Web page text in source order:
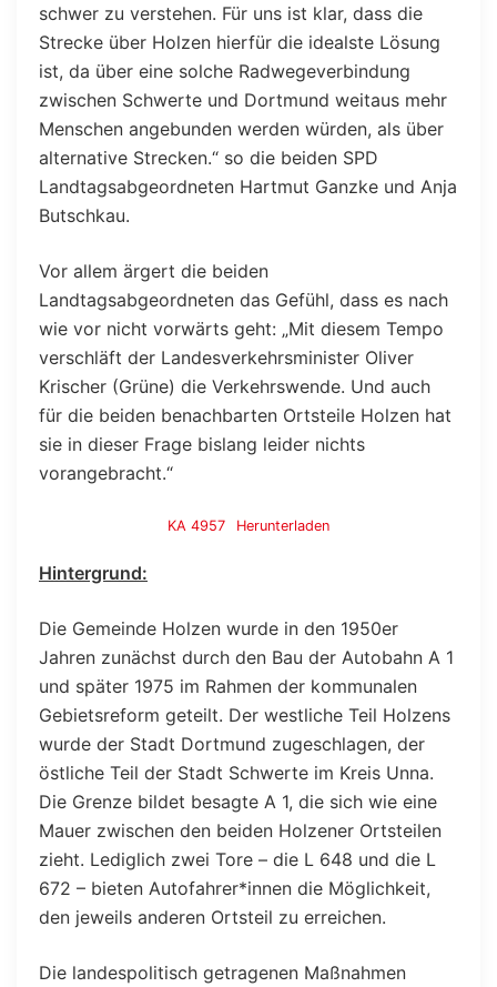
schwer zu verstehen. Für uns ist klar, dass die
Strecke über Holzen hierfür die idealste Lösung
ist, da über eine solche Radwegeverbindung
zwischen Schwerte und Dortmund weitaus mehr
Menschen angebunden werden würden, als über
alternative Strecken.“ so die beiden SPD
Landtagsabgeordneten Hartmut Ganzke und Anja
Butschkau.
Vor allem ärgert die beiden
Landtagsabgeordneten das Gefühl, dass es nach
wie vor nicht vorwärts geht: „Mit diesem Tempo
verschläft der Landesverkehrsminister Oliver
Krischer (Grüne) die Verkehrswende. Und auch
für die beiden benachbarten Ortsteile Holzen hat
sie in dieser Frage bislang leider nichts
vorangebracht.“
KA 4957 Herunterladen
Hintergrund:
Die Gemeinde Holzen wurde in den 1950er
Jahren zunächst durch den Bau der Autobahn A 1
und später 1975 im Rahmen der kommunalen
Gebietsreform geteilt. Der westliche Teil Holzens
wurde der Stadt Dortmund zugeschlagen, der
östliche Teil der Stadt Schwerte im Kreis Unna.
Die Grenze bildet besagte A 1, die sich wie eine
Mauer zwischen den beiden Holzener Ortsteilen
zieht. Lediglich zwei Tore – die L 648 und die L
672 – bieten Autofahrer*innen die Möglichkeit,
den jeweils anderen Ortsteil zu erreichen.
Die landespolitisch getragenen Maßnahmen